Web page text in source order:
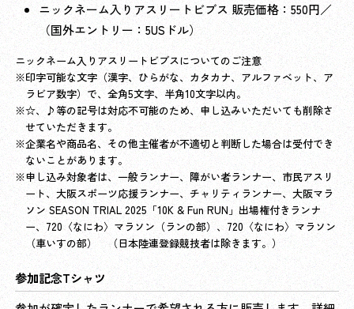
ニックネーム入りアスリートビブス 販売価格：550円／
（国外エントリー：5USドル）
ニックネーム入りアスリートビブスについてのご注意
印字可能な文字（漢字、ひらがな、カタカナ、アルファベット、ア
ラビア数字）で、全角5文字、半角10文字以内。
☆、♪等の記号は対応不可能のため、申し込みいただいても削除さ
せていただきます。
企業名や商品名、その他主催者が不適切と判断した場合は受付でき
ないことがあります。
申し込み対象者は、一般ランナー、障がい者ランナー、市民アスリ
ート、大阪スポーツ応援ランナー、チャリティランナー、大阪マラ
ソン SEASON TRIAL 2025「10K & Fun RUN」出場権付きランナ
ー、720〈なにわ〉マラソン（ランの部）、720〈なにわ〉マラソン
（車いすの部） （日本陸連登録競技者は除きます。）
参加記念Tシャツ